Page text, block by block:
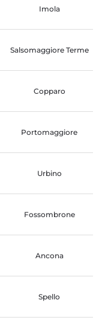
Imola
Salsomaggiore Terme
Copparo
Portomaggiore
Urbino
Fossombrone
Ancona
Spello